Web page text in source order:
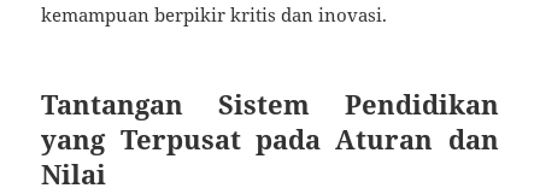
kemampuan berpikir kritis dan inovasi.
Tantangan Sistem Pendidikan
yang Terpusat pada Aturan dan
Nilai